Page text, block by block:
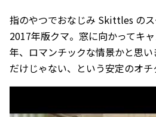
指のやつでおなじみ Skittles のス
2017年版クマ。窓に向かってキ
年、ロマンチックな情景かと思
だけじゃない、という安定のオチ